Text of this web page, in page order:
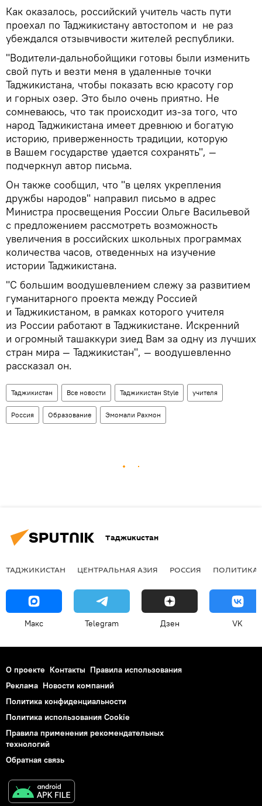
Как оказалось, российский учитель часть пути
проехал по Таджикистану автостопом и не раз
убеждался отзывчивости жителей республики.
"Водители-дальнобойщики готовы были изменить
свой путь и везти меня в удаленные точки
Таджикистана, чтобы показать всю красоту гор
и горных озер. Это было очень приятно. Не
сомневаюсь, что так происходит из-за того, что
народ Таджикистана имеет древнюю и богатую
историю, приверженность традиции, которую
в Вашем государстве удается сохранять", —
подчеркнул автор письма.
Он также сообщил, что "в целях укрепления
дружбы народов" направил письмо в адрес
Министра просвещения России Ольге Васильевой
с предложением рассмотреть возможность
увеличения в российских школьных программах
количества часов, отведенных на изучение
истории Таджикистана.
"С большим воодушевлением слежу за развитием
гуманитарного проекта между Россией
и Таджикистаном, в рамках которого учителя
из России работают в Таджикистане. Искренний
и огромный ташаккури зиед Вам за одну из лучших
стран мира — Таджикистан", — воодушевленно
рассказал он.
Таджикистан Все новости Таджикистан Style учителя
Россия Образование Эмомали Рахмон
Таджикистан
ТАДЖИКИСТАН ЦЕНТРАЛЬНАЯ АЗИЯ РОССИЯ ПОЛИТИКА
Макс Telegram Дзен VK
О проекте Контакты Правила использования
Реклама Новости компаний
Политика конфиденциальности
Политика использования Cookie
Правила применения рекомендательных
технологий
Обратная связь